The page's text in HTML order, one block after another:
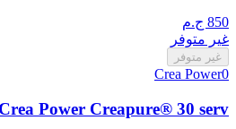
850 ج.م
غير متوفر
غير متوفر
Crea Power0
Crea Power Creapure® 30 serv